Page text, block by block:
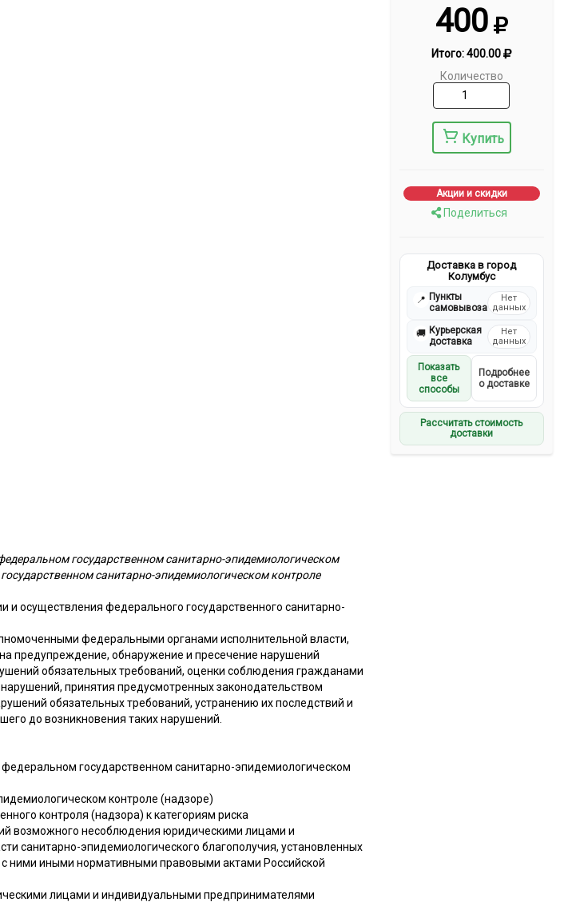
400
Итого:400.00
Количество
Купить
Акции и скидки
Поделиться
Доставка в город
Колумбус
📍 Пункты
самовывоза
Нет
данных
🚚 Курьерская
доставка
Нет
данных
Показать
все
способы
Подробнее
о доставке
Рассчитать стоимость
доставки
государственном санитарно-эпидемиологическом
санитарно-эпидемиологическом контроле
осуществления федерального государственного санитарно-
федеральными органами исполнительной власти,
предупреждение, обнаружение и пресечение нарушений
обязательных требований, оценки соблюдения гражданами
принятия предусмотренных законодательством
обязательных требований, устранению их последствий и
до возникновения таких нарушений.
государственном санитарно-эпидемиологическом
контроле (надзоре)
контроля (надзора) к категориям риска
возможного несоблюдения юридическими лицами и
санитарно-эпидемиологического благополучия, установленных
ними иными нормативными правовыми актами Российской
лицами и индивидуальными предпринимателями